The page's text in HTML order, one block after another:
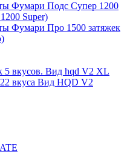
Фумари Подс Супер 1200
Super)
Фумари Про 1500 затяжек
5 вкусов. Вид hqd V2 XL
вкуса Вид HQD V2